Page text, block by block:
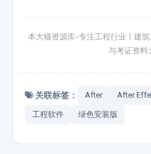
本大猫资源库-专注工程行业丨建
与考证资料
关联标签： After After
工程软件 绿色安装版